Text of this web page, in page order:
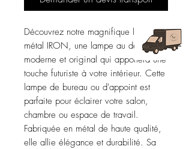
Découvrez notre magnifique lampe en
métal IRON, une lampe au design
moderne et original qui apportera une
touche futuriste à votre intérieur. Cette
lampe de bureau ou d'appoint est
parfaite pour éclairer votre salon,
chambre ou espace de travail.
Fabriquée en métal de haute qualité,
elle allie élégance et durabilité. Sa